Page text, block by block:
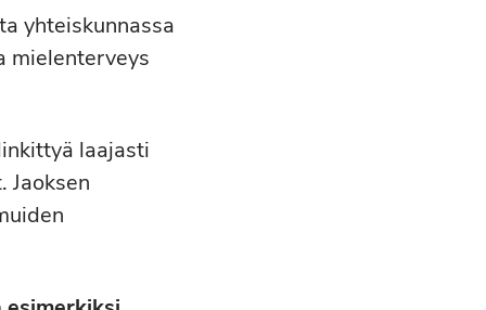
yhteiskunnassa
mielenterveys
laajasti
Jaoksen